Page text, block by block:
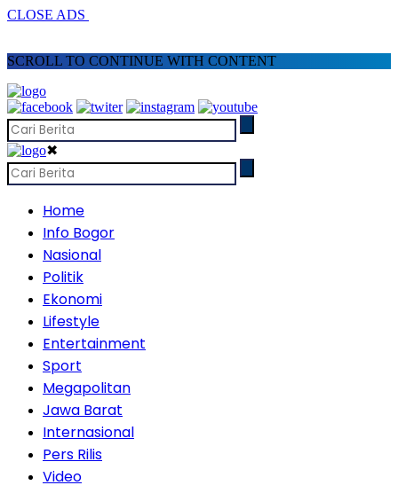
CLOSE ADS
SCROLL TO CONTINUE WITH CONTENT
✖
Home
Info Bogor
Nasional
Politik
Ekonomi
Lifestyle
Entertainment
Sport
Megapolitan
Jawa Barat
Internasional
Pers Rilis
Video